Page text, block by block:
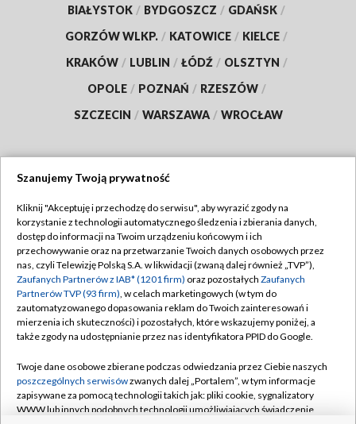
BIAŁYSTOK / BYDGOSZCZ / GDAŃSK /
GORZÓW WLKP. / KATOWICE / KIELCE /
KRAKÓW / LUBLIN / ŁÓDŹ / OLSZTYN /
OPOLE / POZNAŃ / RZESZÓW /
SZCZECIN / WARSZAWA / WROCŁAW
TVP
Abonament TVP
Emisja w TVP
Centrum informacji TVP
Naziemna Telewizja Cyfrowa
Rada Programowa
System NOS
Regulamin TVP
Polityka prywatności
Moje zgody
Pomoc
Kontakt
Szanujemy Twoją prywatność
Kliknij "Akceptuję i przechodzę do serwisu", aby wyrazić zgody na
korzystanie z technologii automatycznego śledzenia i zbierania danych,
dostęp do informacji na Twoim urządzeniu końcowym i ich
przechowywanie oraz na przetwarzanie Twoich danych osobowych przez
nas, czyli Telewizję Polską S.A. w likwidacji (zwaną dalej również „TVP”),
Zaufanych Partnerów z IAB* (1201 firm) oraz pozostałych Zaufanych
Partnerów TVP (93 firm), w celach marketingowych (w tym do
zautomatyzowanego dopasowania reklam do Twoich zainteresowań i
mierzenia ich skuteczności) i pozostałych, które wskazujemy poniżej, a
także zgody na udostępnianie przez nas identyfikatora PPID do Google.
Twoje dane osobowe zbierane podczas odwiedzania przez Ciebie naszych
poszczególnych serwisówzwanych dalej „Portalem”, w tym informacje
zapisywane za pomocą technologii takich jak: pliki cookie, sygnalizatory
WWW lub innych podobnych technologii umożliwiających świadczenie